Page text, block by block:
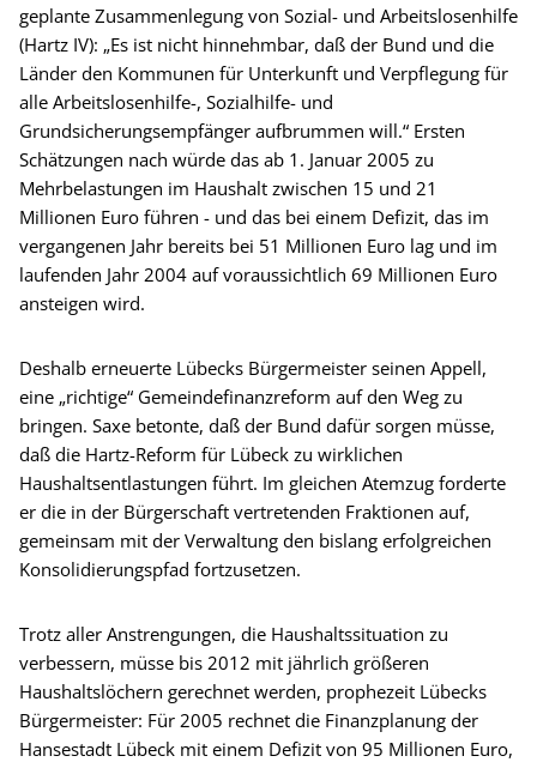
geplante Zusammenlegung von Sozial- und Arbeitslosenhilfe
(Hartz IV): „Es ist nicht hinnehmbar, daß der Bund und die
Länder den Kommunen für Unterkunft und Verpflegung für
alle Arbeitslosenhilfe-, Sozialhilfe- und
Grundsicherungsempfänger aufbrummen will.“ Ersten
Schätzungen nach würde das ab 1. Januar 2005 zu
Mehrbelastungen im Haushalt zwischen 15 und 21
Millionen Euro führen - und das bei einem Defizit, das im
vergangenen Jahr bereits bei 51 Millionen Euro lag und im
laufenden Jahr 2004 auf voraussichtlich 69 Millionen Euro
ansteigen wird.
Deshalb erneuerte Lübecks Bürgermeister seinen Appell,
eine „richtige“ Gemeindefinanzreform auf den Weg zu
bringen. Saxe betonte, daß der Bund dafür sorgen müsse,
daß die Hartz-Reform für Lübeck zu wirklichen
Haushaltsentlastungen führt. Im gleichen Atemzug forderte
er die in der Bürgerschaft vertretenden Fraktionen auf,
gemeinsam mit der Verwaltung den bislang erfolgreichen
Konsolidierungspfad fortzusetzen.
Trotz aller Anstrengungen, die Haushaltssituation zu
verbessern, müsse bis 2012 mit jährlich größeren
Haushaltslöchern gerechnet werden, prophezeit Lübecks
Bürgermeister: Für 2005 rechnet die Finanzplanung der
Hansestadt Lübeck mit einem Defizit von 95 Millionen Euro,